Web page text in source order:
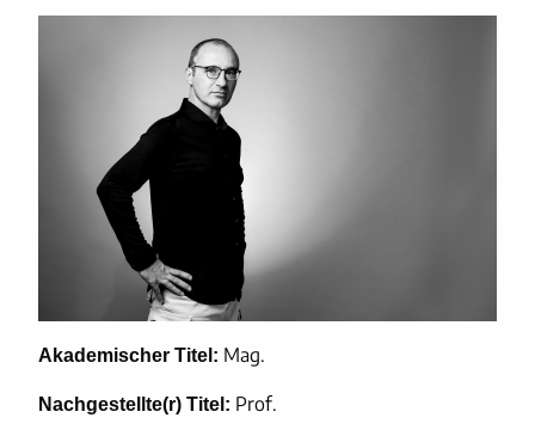
Akademischer Titel: Mag.
Nachgestellte(r) Titel: Prof.